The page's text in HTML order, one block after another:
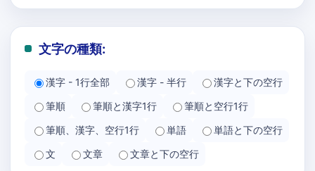
文字の種類:
漢字 - 1行全部 漢字 - 半行
漢字と下の空行
筆順
筆順と漢字1行
筆順と空行1行
筆順、漢字、空行1行
単語
単語と下の空行
文
文章 文章と下の空行